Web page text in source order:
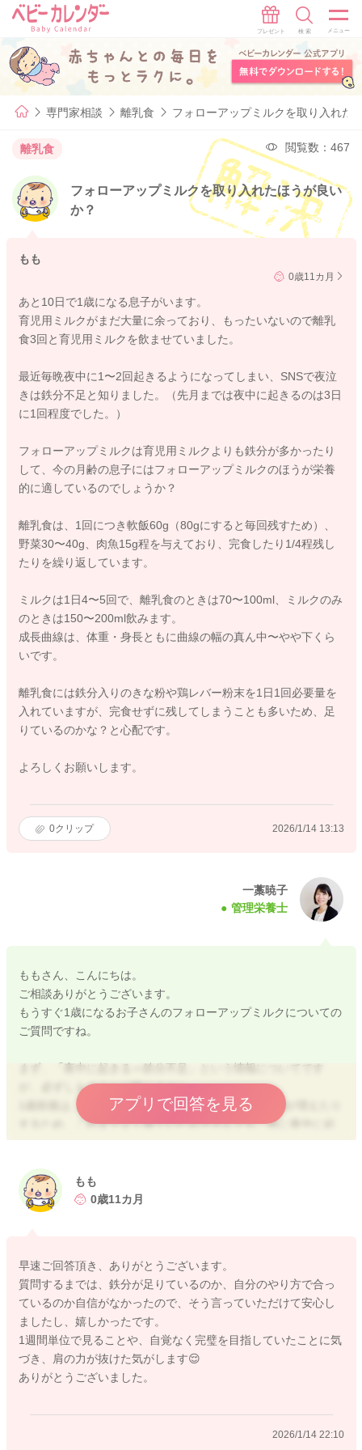
専門家相談 離乳食 フォローアップミルクを取り入れた
離乳食 閲覧数：467
フォローアップミルクを取り入れたほうが良い
か？
もも
0歳11カ月
あと10日で1歳になる息子がいます。
育児用ミルクがまだ大量に余っており、もったいないので離乳
食3回と育児用ミルクを飲ませていました。
最近毎晩夜中に1〜2回起きるようになってしまい、SNSで夜泣
きは鉄分不足と知りました。（先月までは夜中に起きるのは3日
に1回程度でした。）
フォローアップミルクは育児用ミルクよりも鉄分が多かったり
して、今の月齢の息子にはフォローアップミルクのほうが栄養
的に適しているのでしょうか？
離乳食は、1回につき軟飯60g（80gにすると毎回残すため）、
野菜30〜40g、肉魚15g程を与えており、完食したり1/4程残し
たりを繰り返しています。
ミルクは1日4〜5回で、離乳食のときは70〜100ml、ミルクのみ
のときは150〜200ml飲みます。
成長曲線は、体重・身長ともに曲線の幅の真ん中〜やや下くら
いです。
離乳食には鉄分入りのきな粉や鶏レバー粉末を1日1回必要量を
入れていますが、完食せずに残してしまうことも多いため、足
りているのかな？と心配です。
よろしくお願いします。
0クリップ 2026/1/14 13:13
一藁暁子
管理栄養士
ももさん、こんにちは。
ご相談ありがとうございます。
もうすぐ1歳になるお子さんのフォローアップミルクについての
ご質問ですね。
まず、「夜中に起きる＝鉄分不足」という情報についてです
が、必ずしもそうとは限りません。
1歳前後は、脳の発達が一気に進んだり、日中の刺激が増えたり
するため、これまでよく寝ていたお子さんでも、急に夜中に起
きるようになることはとてもよくあります。
見ると明らかに鉄分が足りていないとは考えにくいです。
今の月齢であれば、育児用ミルクでも栄養的に問題ありません
よ。
「余っている育児用ミルクを使い切ってから、必要そうならフ
ォローアップに切り替える」くらいの感じで良いかと思いま
す。
量を増やすと残してしまうなら、今の量で問題ありませんし、
アプリで回答を見る
もも
0歳11カ月
早速ご回答頂き、ありがとうございます。
質問するまでは、鉄分が足りているのか、自分のやり方で合っ
ているのか自信がなかったので、そう言っていただけて安心し
ましたし、嬉しかったです。
1週間単位で見ることや、自覚なく完璧を目指していたことに気
づき、肩の力が抜けた気がします😌
ありがとうございました。
2026/1/14 22:10